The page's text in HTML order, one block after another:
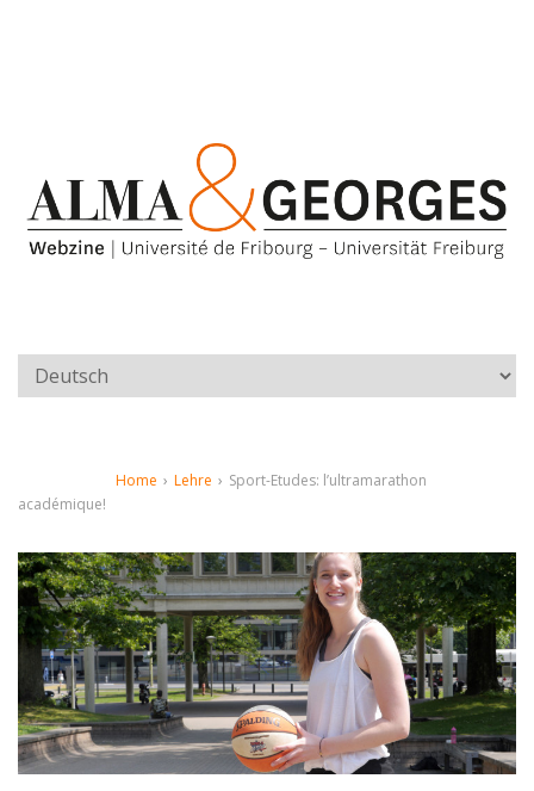
Home › Lehre › Sport-Etudes: l’ultramarathon
académique!